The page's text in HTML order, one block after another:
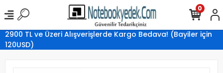
2900 TL ve Üzeri Alışverişlerde Kargo Bedava! (Bayiler için
120USD)
0